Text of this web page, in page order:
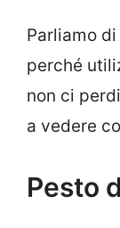
Parliamo
perché
non ci
a vedere
Pesto